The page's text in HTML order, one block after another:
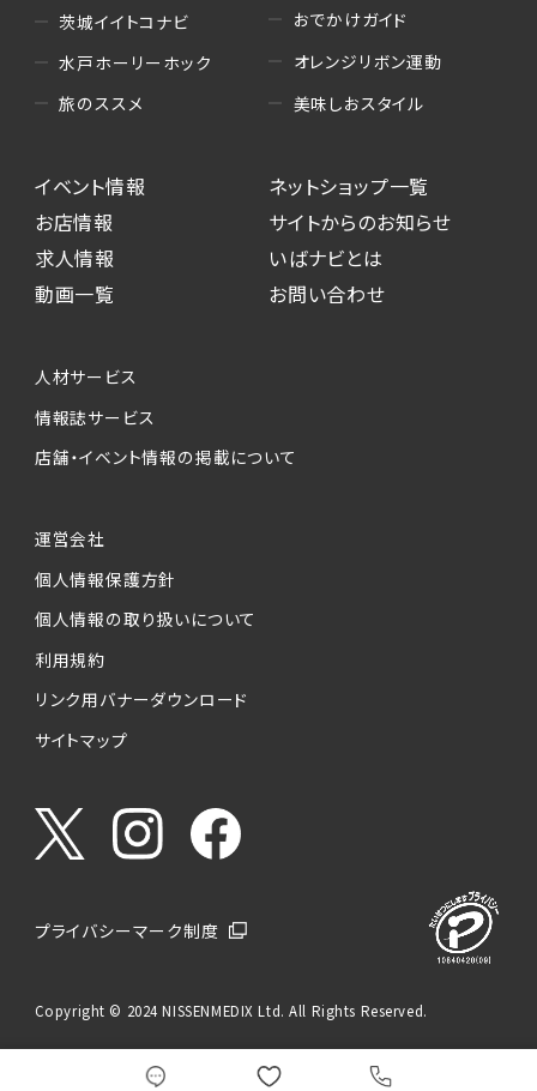
茨城イイトコナビ
水戸ホーリーホック
旅のススメ
おでかけガイド
オレンジリボン運動
美味しおスタイル
イベント情報
お店情報
求人情報
動画一覧
ネットショップ一覧
サイトからのお知らせ
いばナビとは
お問い合わせ
人材サービス
情報誌サービス
店舗・イベント情報の掲載について
運営会社
個人情報保護方針
個人情報の取り扱いについて
利用規約
リンク用バナーダウンロード
サイトマップ
プライバシーマーク制度
Copyright © 2024 NISSENMEDIX Ltd. All Rights Reserved.